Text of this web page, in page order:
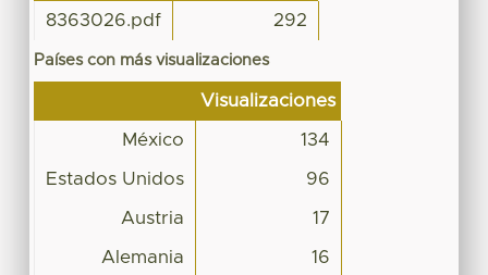
8363026.pdf 292
Países con más visualizaciones
Visualizaciones
México 134
Estados Unidos 96
Austria 17
Alemania 16